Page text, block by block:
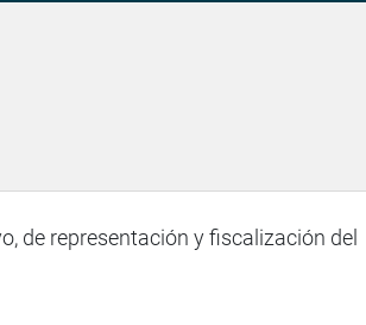
de representación y fiscalización del